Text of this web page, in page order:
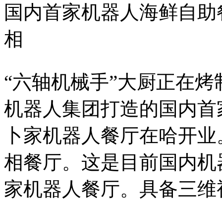
国内首家机器人海鲜自
相
“六轴机械手”大厨正在
机器人集团打造的国内
卜家机器人餐厅在哈开
相餐厅。这是目前国内
家机器人餐厅。具备三